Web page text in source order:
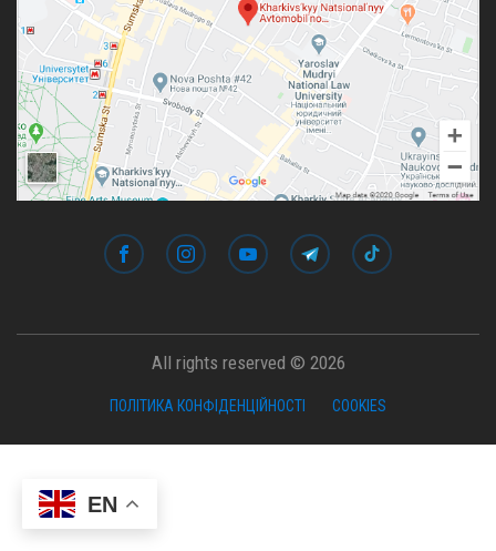
EN
All rights reserved © 2026
ПОЛІТИКА КОНФІДЕНЦІЙНОСТІ COOKIES